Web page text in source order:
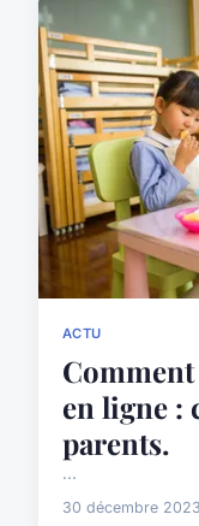
ACTU
en ligne :
parents.
...
30 décembre